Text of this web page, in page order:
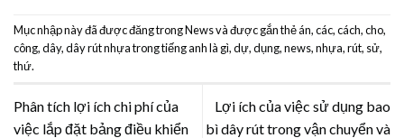
Mục nhập này đã được đăng trongNewsvà được gắn thẻán,các,cách,cho,
công,dây,dây rút nhựa trong tiếng anh là gì,dự,dụng,news,nhựa,rút, sử,
thứ.
Phân tích lợi ích chi phí của
việc lắp đặt bảng điều khiển
Lợi ích của việc sử dụng bao
bì dây rút trong vận chuyển và